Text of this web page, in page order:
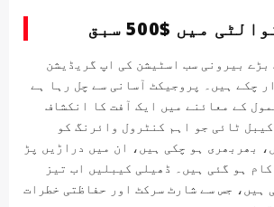
میں $500 سبق
بڑے بیرونی سب اسٹیشن کی اپ گریڈیشن
چکے ہیں۔ پروجیکٹ آسانی سے چل رہا ہے
کے معائنے میں ایک آفت کا انکشاف
ٹائی جو اہم کنٹرول وائرنگ کو
بھربھری ہو چکی ہیں، ان میں دراڑیں پڑ
ہو گئی ہیں۔ ڈھیلی کیبلیں اب تیز
ہیں، جس سے شارٹ سرکٹ اور حفاظتی خطرات